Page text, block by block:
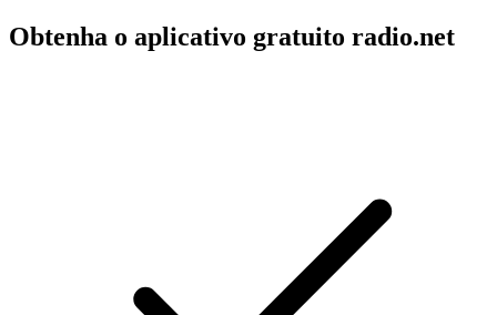
Obtenha o aplicativo gratuito radio.net